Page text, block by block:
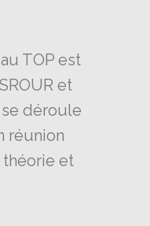
TOP est
et
se déroule
réunion
et